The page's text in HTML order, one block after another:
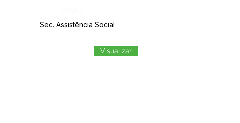
Sec. Assistência Social
Visualizar